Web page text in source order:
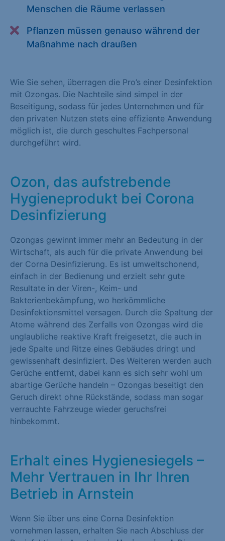
Menschen die Räume verlassen
Pflanzen müssen genauso während der
Maßnahme nach draußen
Wie Sie sehen, überragen die Pro’s einer Desinfektion
mit Ozongas. Die Nachteile sind simpel in der
Beseitigung, sodass für jedes Unternehmen und für
den privaten Nutzen stets eine effiziente Anwendung
möglich ist, die durch geschultes Fachpersonal
durchgeführt wird.
Ozon, das aufstrebende
Hygieneprodukt bei Corona
Desinfizierung
Ozongas gewinnt immer mehr an Bedeutung in der
Wirtschaft, als auch für die private Anwendung bei
der Corna Desinfizierung. Es ist umweltschonend,
einfach in der Bedienung und erzielt sehr gute
Resultate in der Viren-, Keim- und
Bakterienbekämpfung, wo herkömmliche
Desinfektionsmittel versagen. Durch die Spaltung der
Atome während des Zerfalls von Ozongas wird die
unglaubliche reaktive Kraft freigesetzt, die auch in
jede Spalte und Ritze eines Gebäudes dringt und
gewissenhaft desinfiziert. Des Weiteren werden auch
Gerüche entfernt, dabei kann es sich sehr wohl um
abartige Gerüche handeln – Ozongas beseitigt den
Geruch direkt ohne Rückstände, sodass man sogar
verrauchte Fahrzeuge wieder geruchsfrei
hinbekommt.
Erhalt eines Hygienesiegels –
Mehr Vertrauen in Ihr Ihren
Betrieb in Arnstein
Wenn Sie über uns eine Corna Desinfektion
vornehmen lassen, erhalten Sie nach Abschluss der
Alle akzeptieren Speichern
Zurück
sind für die einwandfreie Funktion der Website erforderlich.
Cookie-Informationen anzeigen
Statistiken (1)
Statistik Cookies erfassen Informationen anonym. Diese
anonym. Diese Informationen helfen uns zu verstehen, wie
unsere Besucher unsere Website nutzen.
Cookie-Informationen anzeigen
Marketing (1)
Marketing-Cookies werden von Drittanbietern oder Publishern
verwendet, um personalisierte Werbung anzuzeigen. Sie tun
dies, indem sie Besucher über Websites hinweg verfolgen.
Cookie-Informationen anzeigen
Externe Medien (1)
Inhalte von Videoplattformen und Social-Media-Plattformen
werden standardmäßig blockiert. Wenn Cookies von externen
Medien akzeptiert werden, bedarf der Zugriff auf diese Inhalte
keiner manuellen Einwilligung mehr.
Cookie-Informationen anzeigen